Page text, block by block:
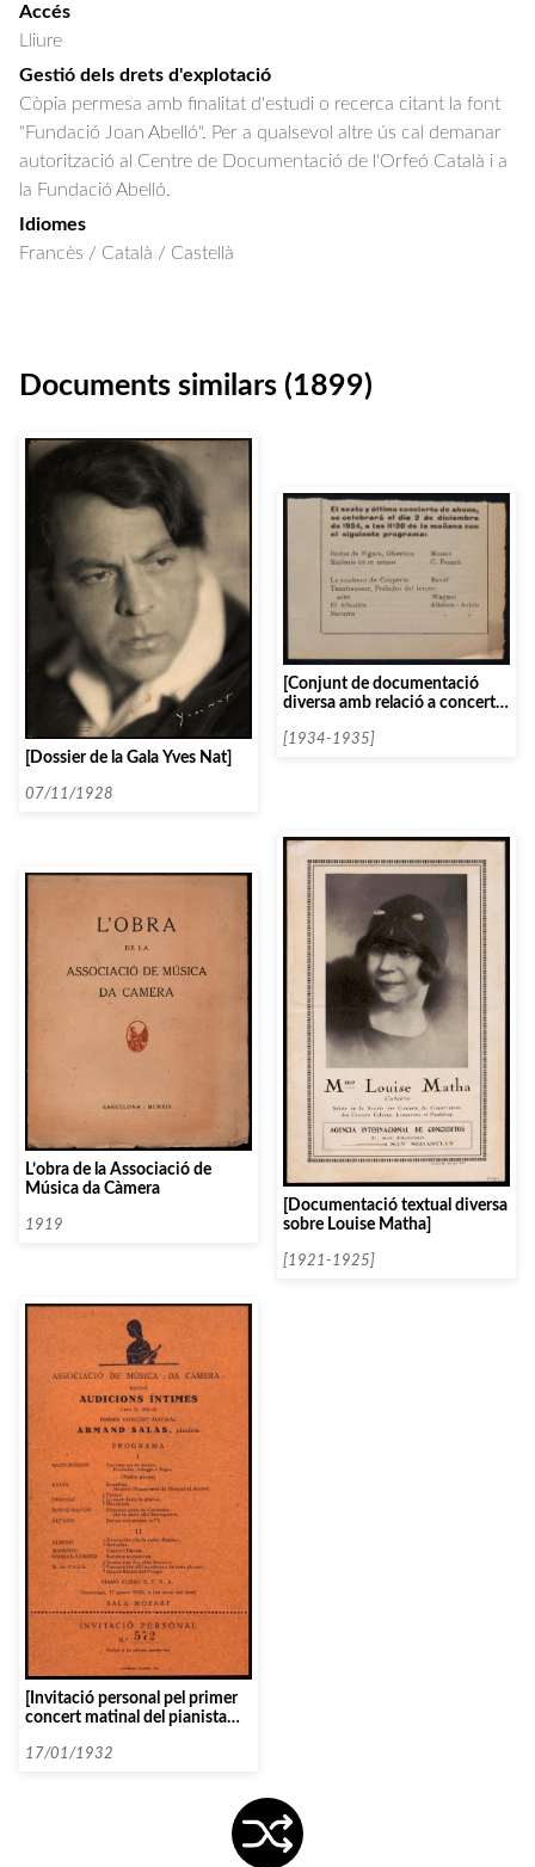
Accés
Lliure
Gestió dels drets d'explotació
Còpia permesa amb finalitat d'estudi o recerca citant la font
"Fundació Joan Abelló". Per a qualsevol altre ús cal demanar
autorització al Centre de Documentació de l'Orfeó Català i a
la Fundació Abelló.
Idiomes
Francès / Català / Castellà
Documents similars (1899)
[Dossier de la Gala Yves Nat]
07/11/1928
[Conjunt de documentació
diversa amb relació a concerts
Madrid]
[1934-1935]
L’obra de la Associació de
Música da Càmera
1919
[Documentació textual diversa
sobre Louise Matha]
[1921-1925]
[Invitació personal pel primer
concert matinal del pianista
Audicions Intimes]
17/01/1932